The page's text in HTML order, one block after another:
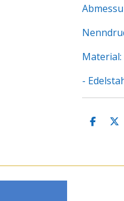
Material:
-
T
E
T
E